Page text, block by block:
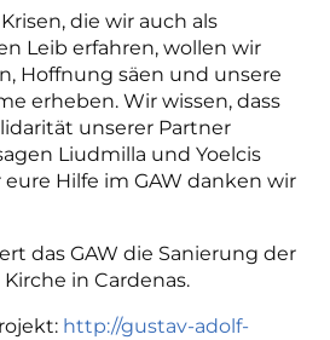
die wir auch als
Leib erfahren, wollen wir
Hoffnung säen und unsere
erheben. Wir wissen, dass
unserer Partner
Liudmilla und Yoelcis
eure Hilfe im GAW danken wir
das GAW die Sanierung der
in Cardenas.
http://gustav-adolf-